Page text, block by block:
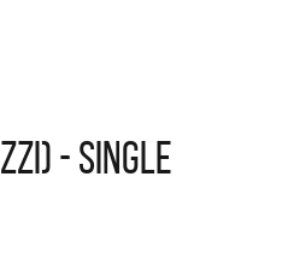
- SINGLE